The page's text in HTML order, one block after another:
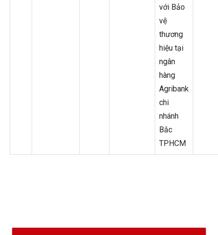
với Bảo
vệ
thương
hiệu tại
ngân
hàng
Agribank
chi
nhánh
Bắc
TPHCM